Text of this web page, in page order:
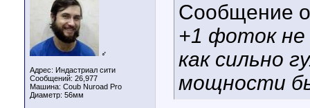
♂
Адрес: Индастриал сити
Сообщений: 26,977
Машина: Coub Nuroad Pro
Диаметр: 56мм
Сообщение
+1 фоток
как сильно
мощности